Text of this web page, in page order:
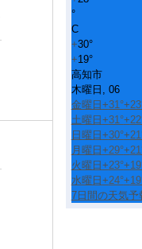
°
C
+30°
+19°
高知市
木曜日, 06
金曜日 +31°+
土曜日 +31°+
日曜日 +30°+
月曜日 +29°+
火曜日 +23°+
水曜日 +24°+
7日間の天気予